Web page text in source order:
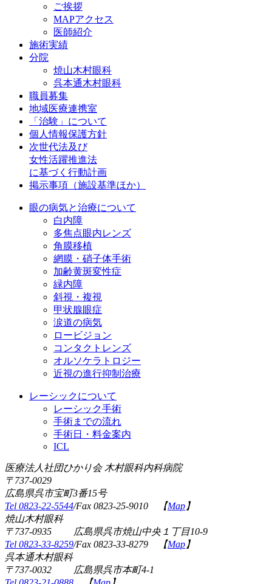
ご挨拶
MAPアクセス
医師紹介
施術実績
分院
焼山木村眼科
呉本通木村眼科
職員募集
地域医療連携室
「治験」について
個人情報保護方針
次世代法及び
女性活躍推進法
に基づく行動計画
掲示事項（施設基準ほか）
眼の病気と治療について
白内障
多焦点眼内レンズ
角膜移植
網膜・硝子体手術
加齢黄斑変性症
緑内障
斜視・複視
甲状腺眼症
涙道の病気
ロービジョン
コンタクトレンズ
オルソケラトロジー
近視の進行抑制治療
レーシックについて
レーシック手術
手術までの流れ
手術日・料金案内
ICL
医療法人社団ひかり会 木村眼科内科病院
〒737-0029
広島県呉市宝町3番15号
Tel 0823-22-5544/Fax 0823-25-9010 【Map 】
焼山木村眼科
〒737-0935 広島県呉市焼山中央１丁目10-9
Tel 0823-33-8259/Fax 0823-33-8279 【Map 】
呉本通木村眼科
〒737-0032 広島県呉市本町4-1